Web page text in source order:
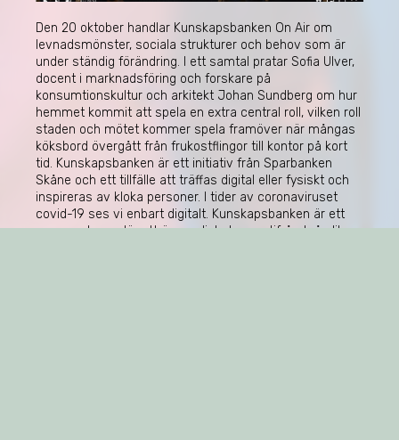
Den 20 oktober handlar Kunskapsbanken On Air om
levnadsmönster, sociala strukturer och behov som är
under ständig förändring. I ett samtal pratar Sofia Ulver,
docent i marknadsföring och forskare på
konsumtionskultur och arkitekt Johan Sundberg om hur
hemmet kommit att spela en extra central roll, vilken roll
staden och mötet kommer spela framöver när mångas
köksbord övergått från frukostflingor till kontor på kort
tid. Kunskapsbanken är ett initiativ från Sparbanken
Skåne och ett tillfälle att träffas digital eller fysiskt och
inspireras av kloka personer. I tider av coronaviruset
covid-19 ses vi enbart digitalt. Kunskapsbanken är ett
sammanhang där ett ämne diskuteras utifrån två olika